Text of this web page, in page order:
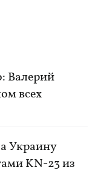
Валерий
всех
Украину
KN-23 из